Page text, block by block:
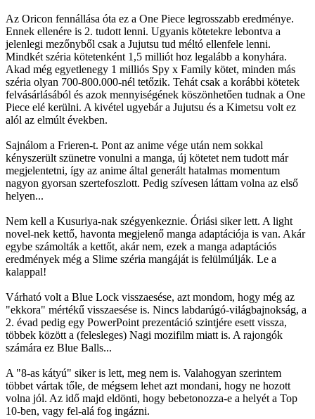
Az Oricon fennállása óta ez a One Piece legrosszabb eredménye.
Ennek ellenére is 2. tudott lenni. Ugyanis kötetekre lebontva a
jelenlegi mezőnyből csak a Jujutsu tud méltó ellenfele lenni.
Mindkét széria kötetenként 1,5 milliót hoz legalább a konyhára.
Akad még egyetlenegy 1 milliós Spy x Family kötet, minden más
széria olyan 700-800.000-nél tetőzik. Tehát csak a korábbi kötetek
felvásárlásából és azok mennyiségének köszönhetően tudnak a One
Piece elé kerülni. A kivétel ugyebár a Jujutsu és a Kimetsu volt ez
alól az elmúlt években.
Sajnálom a Frieren-t. Pont az anime vége után nem sokkal
kényszerült szünetre vonulni a manga, új kötetet nem tudott már
megjelentetni, így az anime által generált hatalmas momentum
nagyon gyorsan szertefoszlott. Pedig szívesen láttam volna az első
helyen...
Nem kell a Kusuriya-nak szégyenkeznie. Óriási siker lett. A light
novel-nek kettő, havonta megjelenő manga adaptációja is van. Akár
egybe számolták a kettőt, akár nem, ezek a manga adaptációs
eredmények még a Slime széria mangáját is felülmúlják. Le a
kalappal!
Várható volt a Blue Lock visszaesése, azt mondom, hogy még az
"ekkora" mértékű visszaesése is. Nincs labdarúgó-világbajnokság, a
2. évad pedig egy PowerPoint prezentáció szintjére esett vissza,
többek között a (felesleges) Nagi mozifilm miatt is. A rajongók
számára ez Blue Balls...
A "8-as kátyú" siker is lett, meg nem is. Valahogyan szerintem
többet vártak tőle, de mégsem lehet azt mondani, hogy ne hozott
volna jól. Az idő majd eldönti, hogy bebetonozza-e a helyét a Top
10-ben, vagy fel-alá fog ingázni.